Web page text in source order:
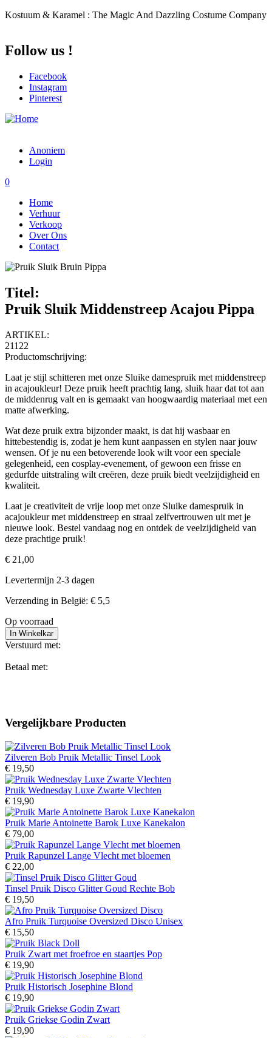
Overslaan en naar de inhoud gaan
Kostuum & Karamel : The Magic And Dazzling Costume Company
Follow us !
Facebook
Instagram
Pinterest
Anoniem
Login
0
Home
Verhuur
Verkoop
Over Ons
Contact
Titel:
Pruik Sluik Middenstreep Acajou Pippa
ARTIKEL:
21122
Productomschrijving:
Laat je stijl schitteren met onze Sluike damespruik met middenstreep
in acajoukleur! Deze pruik heeft prachtig lang, sluik haar dat tot aan
de middenrug valt en is gemaakt van hoogwaardig materiaal met een
matte afwerking.
Wat deze pruik extra bijzonder maakt, is dat hij wasbaar en
hittebestendig is, zodat je hem kunt aanpassen en stylen naar jouw
wensen. Of je nu een betoverende look wilt voor een speciale
gelegenheid, een cosplay-evenement, of gewoon een frisse en
gedurfde uitstraling wilt creëren, deze pruik biedt veelzijdigheid en
kwaliteit.
Laat je creativiteit de vrije loop met onze Sluike damespruik in
acajoukleur met middenstreep en straal zelfvertrouwen uit met je
nieuwe look. Bestel vandaag nog en ontdek de veelzijdigheid van
deze prachtige pruik!
€ 21,00
Levertermijn 2-3 dagen
Verzending in België: € 5,5
Op voorraad
In Winkelkar
Verstuurd met:
Betaal met:
Vergelijkbare Producten
Zilveren Bob Pruik Metallic Tinsel Look
€ 19,50
Pruik Wednesday Luxe Zwarte Vlechten
€ 19,90
Pruik Marie Antoinette Barok Luxe Kanekalon
€ 79,00
Pruik Rapunzel Lange Vlecht met bloemen
€ 22,00
Tinsel Pruik Disco Glitter Goud Rechte Bob
€ 19,50
Afro Pruik Turquoise Oversized Disco Unisex
€ 15,50
Pruik Zwart met froefroe en staartjes Pop
€ 19,90
Pruik Historisch Josephine Blond
€ 19,90
Pruik Griekse Godin Zwart
€ 19,90